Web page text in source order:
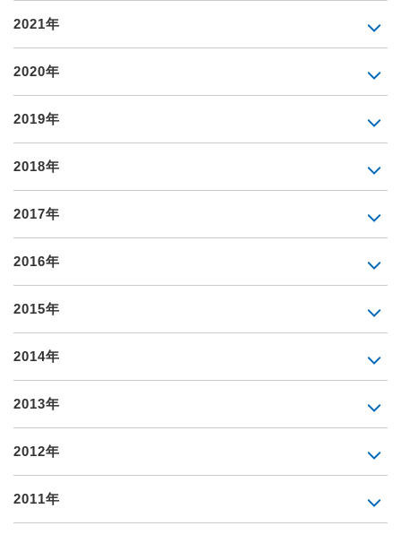
2021年
2020年
2019年
2018年
2017年
2016年
2015年
2014年
2013年
2012年
2011年